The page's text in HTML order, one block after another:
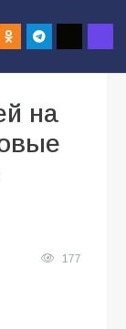
на
177